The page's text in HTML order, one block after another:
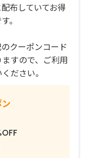
布していてお得
。
クーポンコード
すので、ご利用
ださい。